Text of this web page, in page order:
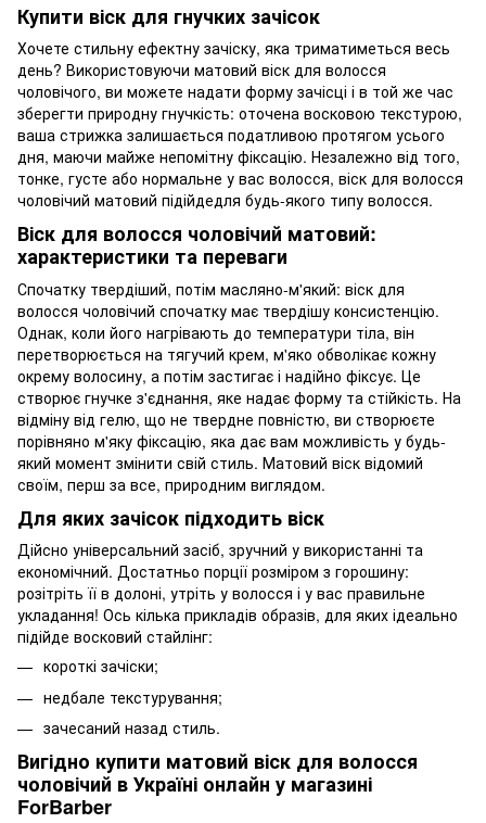
Купити віск для гнучких зачісок
Хочете стильну ефектну зачіску, яка триматиметься весь
день? Використовуючи матовий віск для волосся
чоловічого, ви можете надати форму зачісці і в той же час
зберегти природну гнучкість: оточена восковою текстурою,
ваша стрижка залишається податливою протягом усього
дня, маючи майже непомітну фіксацію. Незалежно від того,
тонке, густе або нормальне у вас волосся, віск для волосся
чоловічий матовий підійдедля будь-якого типу волосся.
Віск для волосся чоловічий матовий:
характеристики та переваги
Спочатку твердіший, потім масляно-м'який: віск для
волосся чоловічий спочатку має твердішу консистенцію.
Однак, коли його нагрівають до температури тіла, він
перетворюється на тягучий крем, м'яко обволікає кожну
окрему волосину, а потім застигає і надійно фіксує. Це
створює гнучке з'єднання, яке надає форму та стійкість. На
відміну від гелю, що не твердне повністю, ви створюєте
порівняно м'яку фіксацію, яка дає вам можливість у будь-
який момент змінити свій стиль. Матовий віск відомий
своїм, перш за все, природним виглядом.
Для яких зачісок підходить віск
Дійсно універсальний засіб, зручний у використанні та
економічний. Достатньо порції розміром з горошину:
розітріть її в долоні, утріть у волосся і у вас правильне
укладання! Ось кілька прикладів образів, для яких ідеально
підійде восковий стайлінг:
короткі зачіски;
недбале текстурування;
зачесаний назад стиль.
Вигідно купити матовий віск для волосся
чоловічий в Україні онлайн у магазині
ForBarber